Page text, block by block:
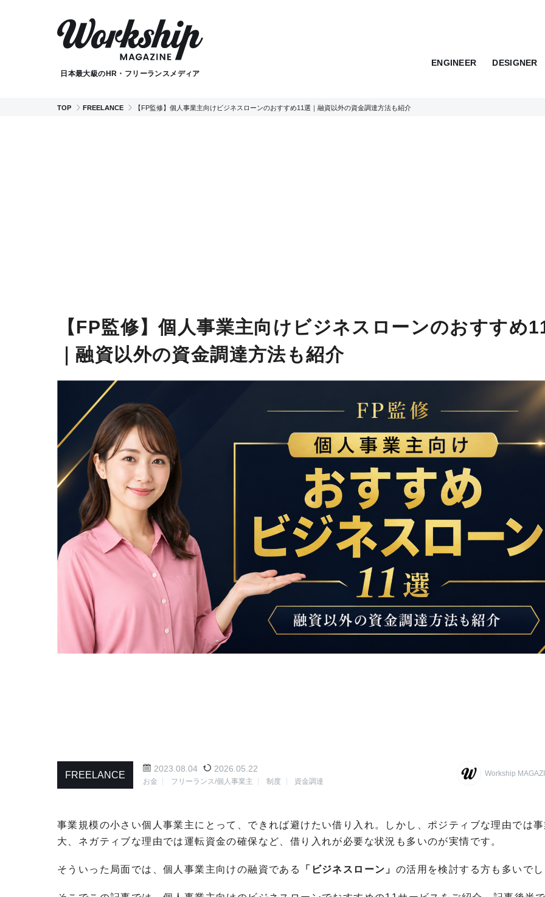
日本最大級のHR・フリーランスメディア
ENGINEER DESIGNER
TOP FREELANCE 【FP監修】個人事業主向けビジネスローンのおすすめ11選｜融資以外の資金調達方法も紹介
【FP監修】個人事業主向けビジネスローンのおすすめ
｜融資以外の資金調達方法も紹介
FREELANCE Workship
2023.08.04 2026.05.22
お金 フリーランス/個人事業主 制度 資金調達
事業規模の小さい個人事業主にとって、できれば避けたい借り入れ。しかし、ポジティブな理由では
大、ネガティブな理由では運転資金の確保など、借り入れが必要な状況も多いのが実情です。
そういった局面では、個人事業主向けの融資である 「ビジネスローン」 の活用を検討する方も多いで